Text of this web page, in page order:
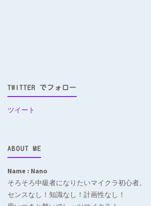
TWITTER でフォロー
ツイート
ABOUT ME
Name : Nano
そろそろ中級者になりたいマイクラ初心者。
センスなし！知識なし！計画性なし！